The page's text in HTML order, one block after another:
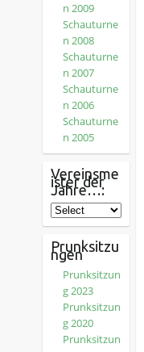
n 2009
Schauturne
n 2008
Schauturne
n 2007
Schauturne
n 2006
Schauturne
n 2005
Vereinsme
ister der
Jahre…:
Prunksitzu
ngen
Prunksitzun
g 2023
Prunksitzun
g 2020
Prunksitzun